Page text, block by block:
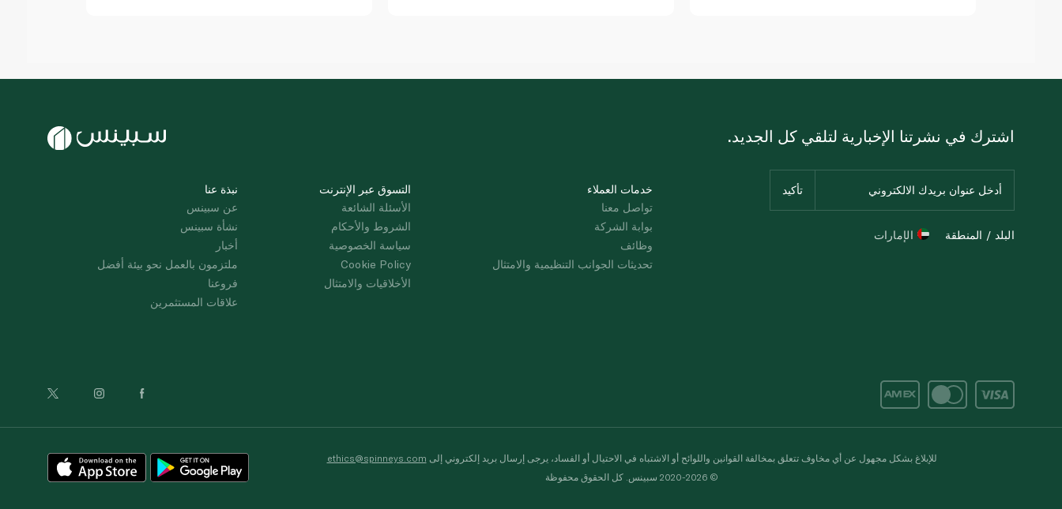
نبذة عنا
عن سبينس
نشأة سبينس
أخبار
ملتزمون بالعمل نحو بيئة أفضل
فروعنا
علاقات المستثمرين
التسوق عبر الإنترنت
الأسئلة الشائعة
الشروط والأحكام
سياسة الخصوصية
Cookie Policy
الأخلاقيات والامتثال
خدمات العملاء
تواصل معنا
بوابة الشركة
وظائف
تحديثات الجوانب التنظيمية والامتثال
اشترك في نشرتنا الإخبارية لتلقي كل الجديد.
البلد / المنطقة الإمارات
للإبلاغ بشكل مجهول عن أي مخاوف تتعلق بمخالفة القوانين واللوائح أو الاشتباه في الاحتيال أو الفساد، يرجى إرسال بريد إلكتروني إلى ethics@spinneys.com
© 2020-2026 سبينس. كل الحقوق محفوظة